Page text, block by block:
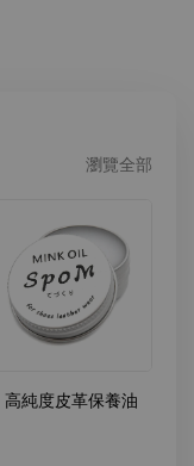
瀏覽全部
高純度皮革保養油